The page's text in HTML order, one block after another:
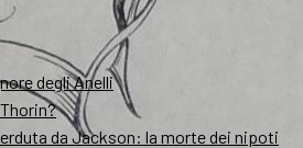
degli Anelli
da Jackson: la morte dei nipoti